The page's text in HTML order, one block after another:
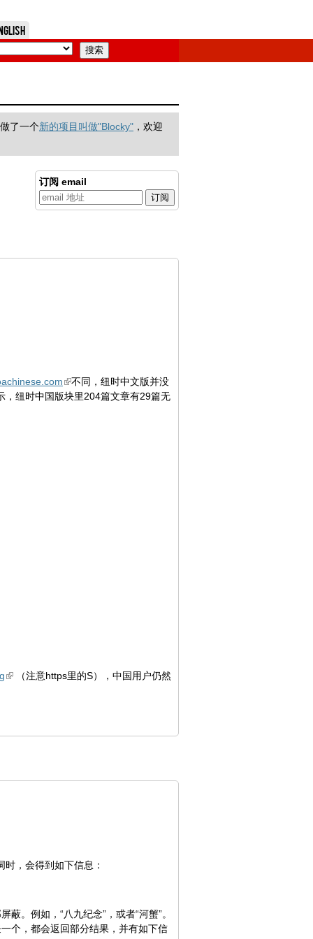
了一个新的项目叫做"Blocky" ，欢迎
订阅 email
不同，纽时中文版并没
，纽时中国版块里204篇文章有29篇无
（注意https里的S），中国用户仍然
，会得到如下信息：
。例如，“八九纪念”，或者“河蟹”。
个，都会返回部分结果，并有如下信